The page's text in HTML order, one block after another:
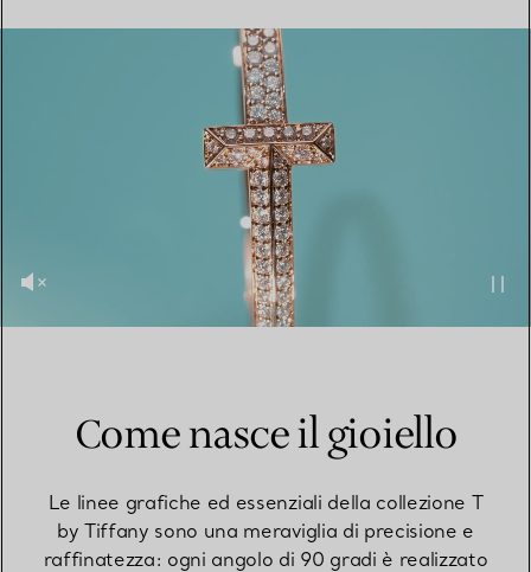
Come nasce il gioiello
Le linee grafiche ed essenziali della collezione T
by Tiffany sono una meraviglia di precisione e
raffinatezza: ogni angolo di 90 gradi è realizzato